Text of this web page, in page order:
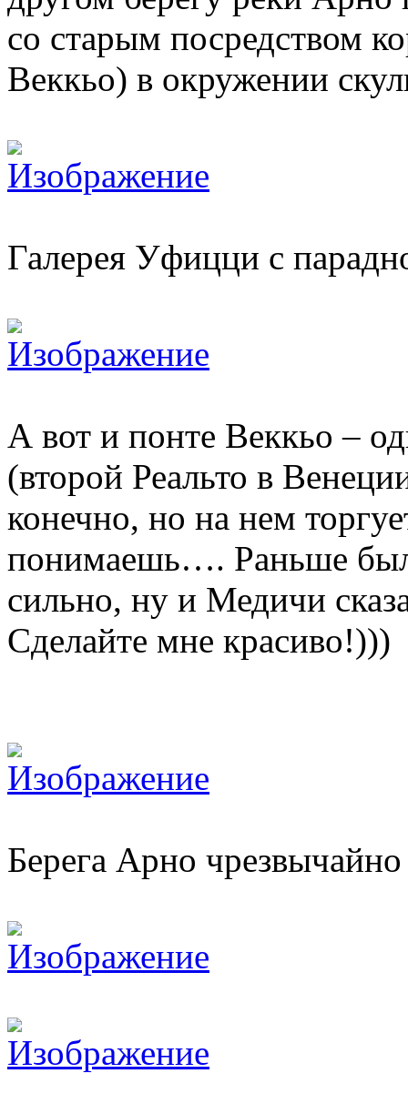
со старым посредством
Веккьо) в окружении
Галерея Уфицци с
А вот и понте Веккьо –
(второй Реальто в
конечно, но на нем
понимаешь…. Раньше
сильно, ну и Медичи
Сделайте мне красиво!)))
Берега Арно